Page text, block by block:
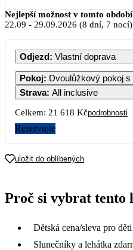
Nejlepší možnost v tomto
22.09 - 29.09.2026 (8 dní, 7 nocí)
Odjezd: Vlastní doprava
Pokoj: Dvoulůžkový pokoj
Strava: All inclusive
Celkem: 21 618 Kčpodrobnosti
Rezervujte
uložit do oblíbených
Proč si vybrat tento
Dětská cena/sleva pro
Slunečníky a lehátka